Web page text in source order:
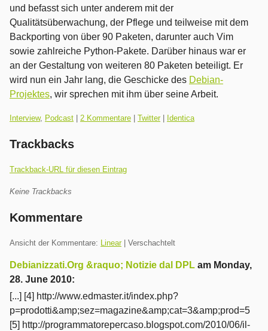
und befasst sich unter anderem mit der
Qualitätsüberwachung, der Pflege und teilweise mit dem
Backporting von über 90 Paketen, darunter auch Vim
sowie zahlreiche Python-Pakete. Darüber hinaus war er
an der Gestaltung von weiteren 80 Paketen beteiligt. Er
wird nun ein Jahr lang, die Geschicke des Debian-
Projektes, wir sprechen mit ihm über seine Arbeit.
Kategorien:
Interview, Podcast 2 Kommentare Twitter| Identica
Trackbacks
Trackback-URL für diesen Eintrag
Keine Trackbacks
Kommentare
Ansicht der Kommentare: Linear| Verschachtelt
Debianizzati.Org &raquo; Notizie dal DPL am Monday,
28. June 2010:
[...] [4] http://www.edmaster.it/index.php?
p=prodotti&amp;sez=magazine&amp;cat=3&amp;prod=5
[5] http://programmatorepercaso.blogspot.com/2010/06/il-